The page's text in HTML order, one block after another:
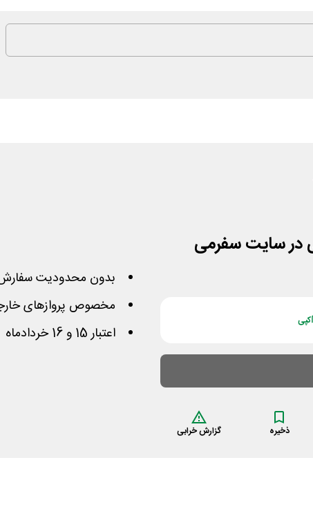
کپی
ذخیره گزارش خرابی
بدون محدودیت
مخصوص پروازهای
اعتبار 15 و 16 خردادماه